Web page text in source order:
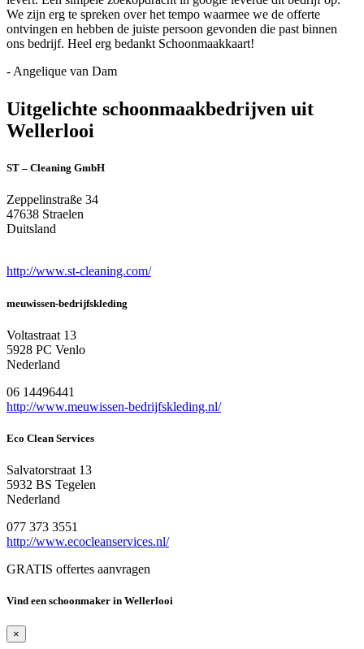
We zijn erg te spreken over het tempo waarmee we de offerte
ontvingen en hebben de juiste persoon gevonden die past binnen
ons bedrijf. Heel erg bedankt Schoonmaakkaart!
- Angelique van Dam
Uitgelichte schoonmaakbedrijven uit
Wellerlooi
ST – Cleaning GmbH
Zeppelinstraße 34
47638 Straelen
Duitsland
http://www.st-cleaning.com/
meuwissen-bedrijfskleding
Voltastraat 13
5928 PC Venlo
Nederland
06 14496441
http://www.meuwissen-bedrijfskleding.nl/
Eco Clean Services
Salvatorstraat 13
5932 BS Tegelen
Nederland
077 373 3551
http://www.ecocleanservices.nl/
GRATIS offertes aanvragen
Vind een schoonmaker in Wellerlooi
×